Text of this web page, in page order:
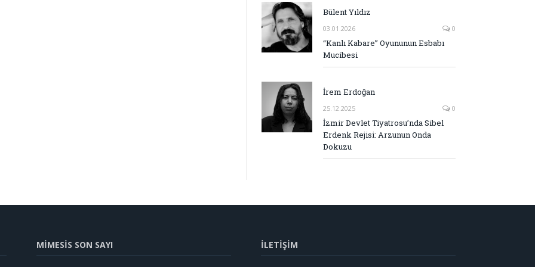
Bülent Yıldız
03.01.2026 0
“Kanlı Kabare” Oyununun Esbabı
Mucibesi
İrem Erdoğan
25.12.2025 0
İzmir Devlet Tiyatrosu’nda Sibel
Erdenk Rejisi: Arzunun Onda
Dokuzu
MİMESİS SON SAYI İLETİŞİM